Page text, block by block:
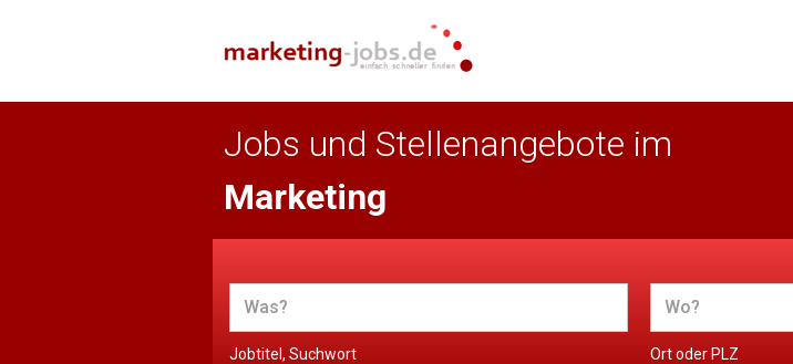
Jobs und Stellenangebote im
Marketing
Jobtitel, Suchwort Ort oder PLZ